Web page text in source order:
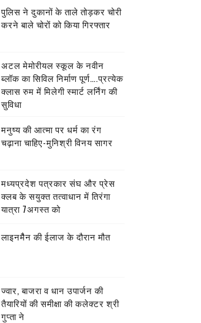
पुलिस ने दुकानों के ताले तोड़कर चोरी
करने बाले चोरों को किया गिरफ्तार
अटल मेमोरीयल स्कूल के नवीन
ब्लॉक का सिविल निर्माण पूर्ण….प्रत्येक
क्लास रुम में मिलेगी स्मार्ट लर्निंग की
सुविधा
मनुष्य की आत्मा पर धर्म का रंग
चढ़ाना चाहिए-मुनिश्री विनय सागर
मध्यप्रदेश पत्रकार संघ और प्रेस
क्लब के सयुक्त तत्वाधान में तिरंगा
यात्रा 7अगस्त को
लाइनमैैन की ईलाज के दौरान मौत
ज्वार, बाजरा व धान उपार्जन की
तैयारियों की समीक्षा की कलेक्टर श्री
गुप्ता ने